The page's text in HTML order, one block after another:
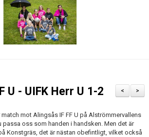
>
<
U - UIFK Herr U 1-2
mot Alingsås IF FF U på Alströmmervallens
passa oss som handen i handsken. Men det är
Konstgräs, det är nästan obefintligt, vilket också